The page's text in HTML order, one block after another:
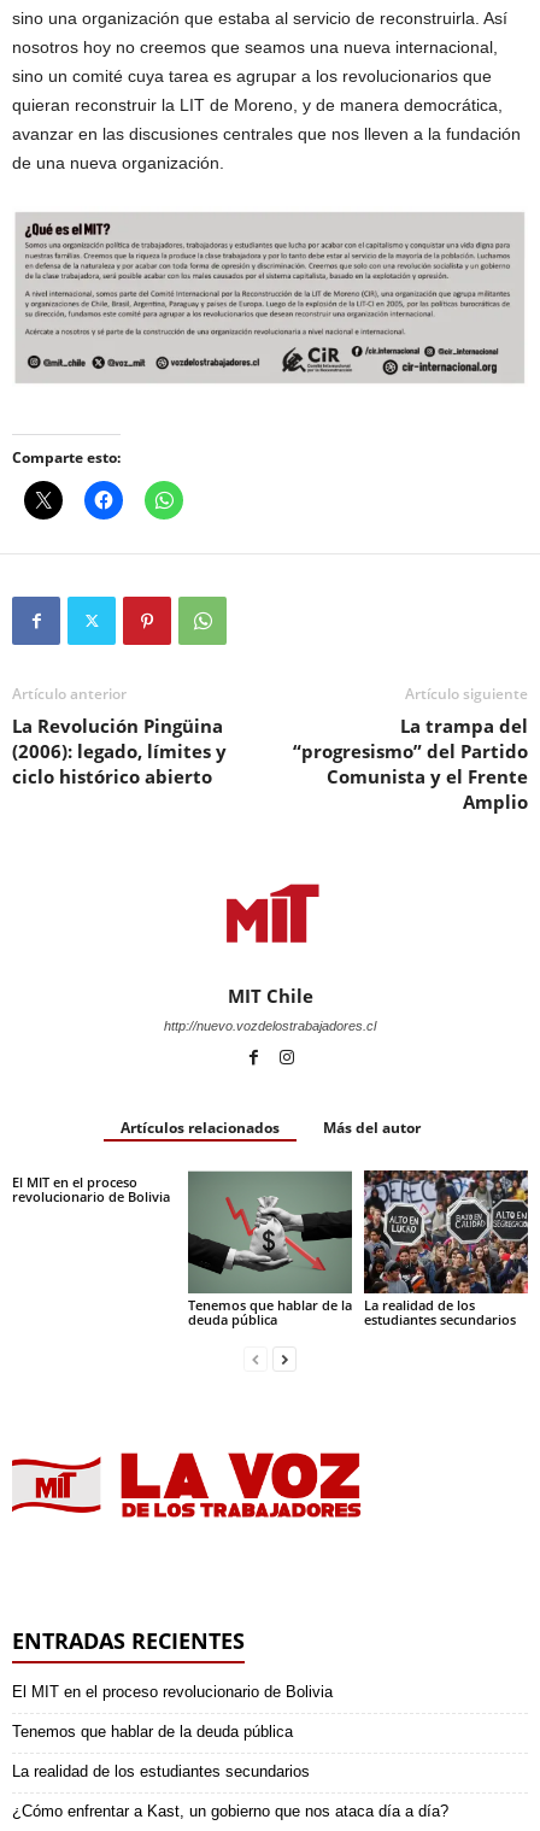
sino una organización que estaba al servicio de reconstruirla. Así
nosotros hoy no creemos que seamos una nueva internacional,
sino un comité cuya tarea es agrupar a los revolucionarios que
quieran reconstruir la LIT de Moreno, y de manera democrática,
avanzar en las discusiones centrales que nos lleven a la fundación
de una nueva organización.
Comparte esto:
Artículo anterior
La Revolución Pingüina
(2006): legado, límites y
ciclo histórico abierto
Artículo siguiente
La trampa del
“progresismo” del Partido
Comunista y el Frente
Amplio
MIT Chile
http://nuevo.vozdelostrabajadores.cl
Artículos relacionados Más del autor
El MIT en el proceso
revolucionario de Bolivia
Tenemos que hablar de la
deuda pública
La realidad de los
estudiantes secundarios
ENTRADAS RECIENTES
El MIT en el proceso revolucionario de Bolivia
Tenemos que hablar de la deuda pública
La realidad de los estudiantes secundarios
¿Cómo enfrentar a Kast, un gobierno que nos ataca día a día?